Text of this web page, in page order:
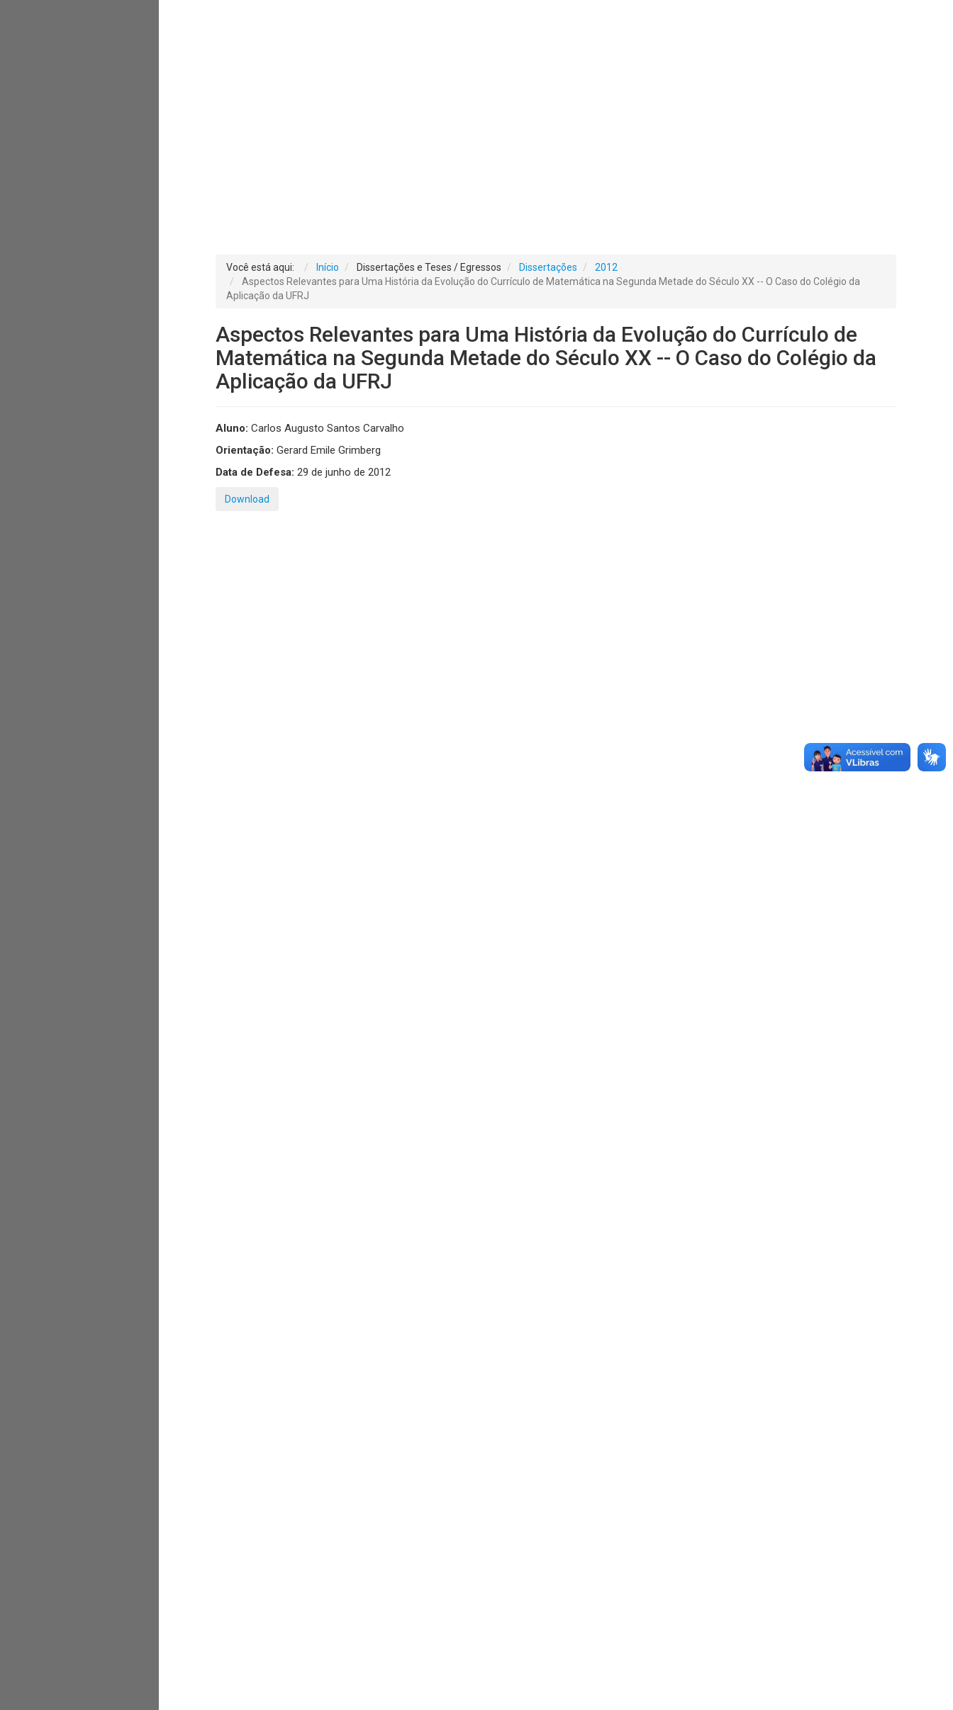
Você está aqui: Início Dissertações e Teses / Egressos Dissertações
2012
Aspectos Relevantes para Uma História da Evolução do Currículo de Matemática na Segunda Metade do Século XX -- O Caso do Colégio da
Aplicação da UFRJ
Aspectos Relevantes para Uma História da Evolução do Currículo de
Matemática na Segunda Metade do Século XX -- O Caso do Colégio da
Aplicação da UFRJ
Aluno: Carlos Augusto Santos Carvalho
Orientação: Gerard Emile Grimberg
Data de Defesa: 29 de junho de 2012
Download